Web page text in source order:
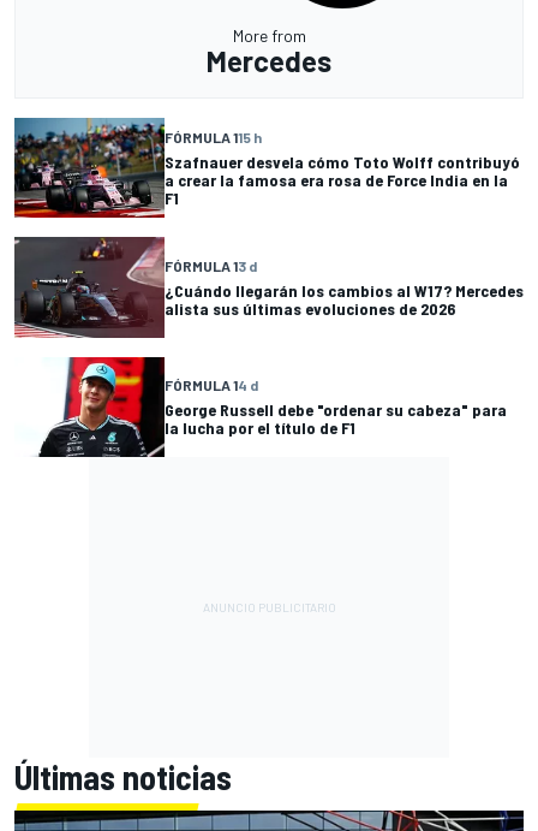
More from
Mercedes
FÓRMULA 115 h
Szafnauer desvela cómo Toto Wolff contribuyó
a crear la famosa era rosa de Force India en la
F1
FÓRMULA 13 d
¿Cuándo llegarán los cambios al W17? Mercedes
alista sus últimas evoluciones de 2026
FÓRMULA 14 d
George Russell debe "ordenar su cabeza" para
la lucha por el título de F1
Últimas noticias